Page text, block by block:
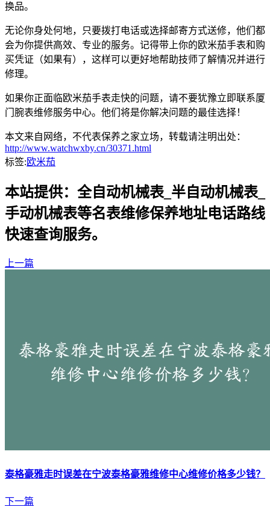
换品。
无论你身处何地，只要拨打电话或选择邮寄方式送修，他们都
会为你提供高效、专业的服务。记得带上你的欧米茄手表和购
买凭证（如果有），这样可以更好地帮助技师了解情况并进行
修理。
如果你正面临欧米茄手表走快的问题，请不要犹豫立即联系厦
门腕表维修服务中心。他们将是你解决问题的最佳选择！
本文来自网络，不代表保养之家立场，转载请注明出处：
http://www.watchwxby.cn/30371.html
标签:欧米茄
本站提供：全自动机械表_半自动机械表_
手动机械表等名表维修保养地址电话路线
快速查询服务。
上一篇
泰格豪雅走时误差在宁波泰格豪雅维修中心维修价格多少钱？
下一篇